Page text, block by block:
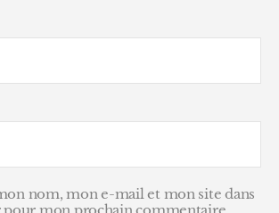
nom, mon e-mail et mon site dans